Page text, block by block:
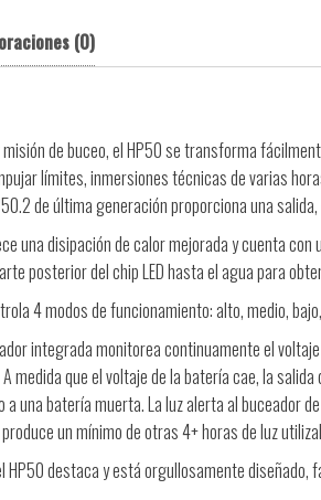
(0)
de buceo, el HP50 se transforma
límites, inmersiones técnicas de varias
de última generación proporciona una
una disipación de calor mejorada y cuenta
posterior del chip LED hasta el agua para
4 modos de funcionamiento: alto, medio, b
integrada monitorea continuamente el
medida que el voltaje de la batería cae, la
una batería muerta. La luz alerta al buceador
un mínimo de otras 4+ horas de luz
destaca y está orgullosamente diseñado,